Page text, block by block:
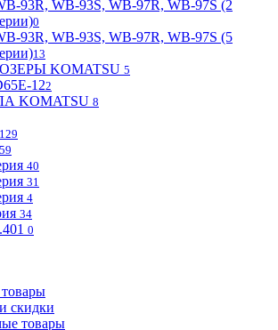
93R, WB-93S, WB-97R, WB-97S (2
0
93R, WB-93S, WB-97R, WB-97S (5
13
KOMATSU 5
122
KOMATSU 8
129
59
40
31
4
34
0
скидки
товары